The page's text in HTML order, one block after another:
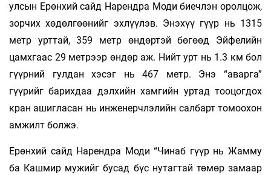
улсын Ерөнхий сайд Нарендра Моди биечлэн оролцож,
зорчих хөдөлгөөнийг эхлүүлэв. Энэхүү гүүр нь 1315
метр урттай, 359 метр өндөртэй бөгөөд Эйфелийн
цамхгаас 29 метрээр өндөр аж. Нийт урт нь 1.3 км бол
гүүрний гулдан хэсэг нь 467 метр. Энэ “аварга”
гүүрийг барихдаа дэлхийн хамгийн уртад тооцогдох
кран ашигласан нь инженерчлэлийн салбарт томоохон
амжилт болжэ.
Ерөнхий сайд Нарендра Моди “Чинаб гүүр нь Жамму
ба Кашмир мужийг бусад бүс нутагтай төмөр замаар